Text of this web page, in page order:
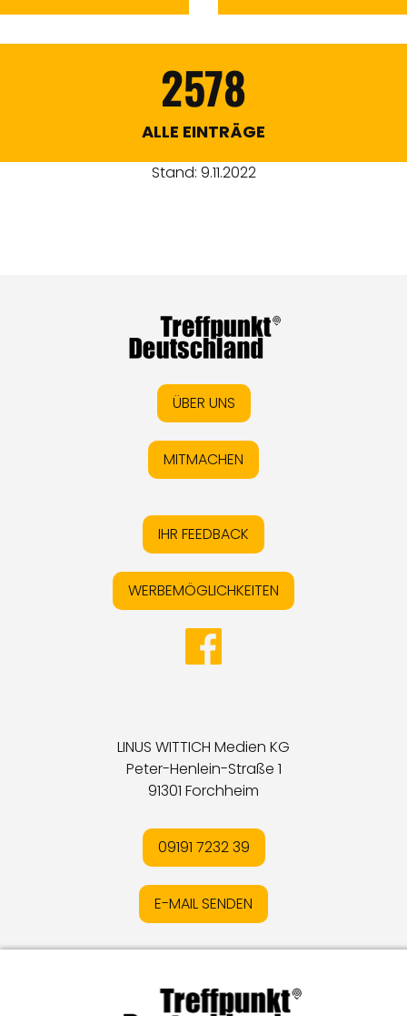
2578
ALLE EINTRÄGE
Stand: 9.11.2022
ÜBER UNS
MITMACHEN
IHR FEEDBACK
WERBEMÖGLICHKEITEN
LINUS WITTICH Medien KG
Peter-Henlein-Straße 1
91301 Forchheim
09191 7232 39
E-MAIL SENDEN
Datenschutz IOnline-Streitschlichtung
IKontaktIVertrag widerrufen